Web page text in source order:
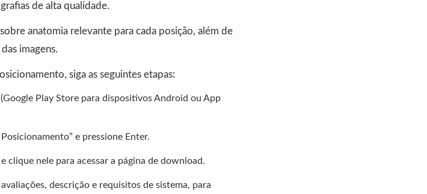
de alta qualidade.
anatomia relevante para cada posição, além de
imagens.
siga as seguintes etapas:
Play Store para dispositivos Android ou App
e pressione Enter.
clique nele para acessar a página de download.
descrição e requisitos de sistema, para